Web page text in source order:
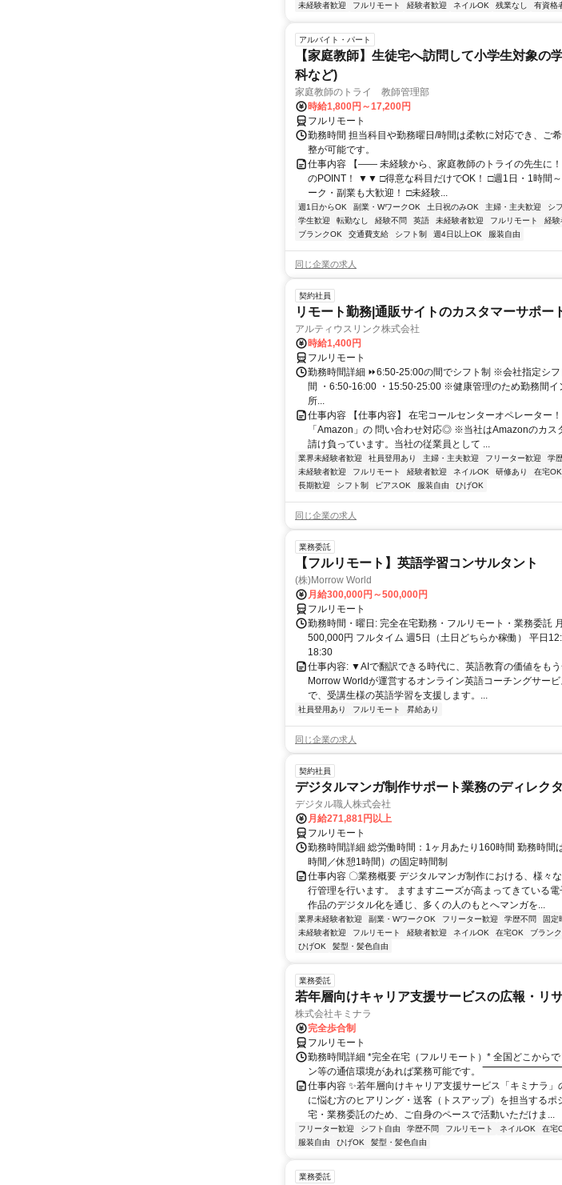
未経験者歓迎
フルリモート 経験者歓迎 ネイルOK 残業なし 有資格
アルバイト・パート
【家庭教師】生徒宅へ訪問して小学生対象の
科など)
家庭教師のトライ 教師管理部
時給1,800円～17,200円
フルリモート
勤務時間 担当科目や勤務曜日/時間は柔軟に対応でき、ご
整が可能です。
仕事内容 【―― 未経験から、家庭教師のトライの先生
のPOINT！ ▼▼ □得意な科目だけでOK！ □週1日・1時間
ーク・副業も大歓迎！ □未経験...
週1日からOK 副業・WワークOK 土日祝のみOK 主婦・主夫歓迎 シ
学生歓迎
転勤なし 経験不問 英語 未経験者歓迎 フルリモート 経験
ブランクOK
交通費支給 シフト制 週4日以上OK 服装自由
同じ企業の求人
契約社員
リモート勤務|通販サイトのカスタマーサポー
アルティウスリンク株式会社
時給1,400円
フルリモート
勤務時間詳細 ⏩6:50-25:00の間でシフト制 ※会社指定シ
間 ・6:50-16:00 ・15:50-25:00 ※健康管理のため勤務間
所...
仕事内容 【仕事内容】 在宅コールセンターオペレーター
「Amazon」の 問い合わせ対応◎ ※当社はAmazonのカス
請け負っています。当社の従業員として ...
業界未経験者歓迎 社員登用あり 主婦・主夫歓迎 フリーター歓迎 学
未経験者歓迎
フルリモート 経験者歓迎 ネイルOK 研修あり 在宅OK
長期歓迎
シフト制 ピアスOK 服装自由 ひげOK
同じ企業の求人
業務委託
【フルリモート】英語学習コンサルタント
(株)Morrow World
月給300,000円～500,000円
フルリモート
勤務時間・曜日: 完全在宅勤務・フルリモート・業務委託
500,000円 フルタイム 週5日（土日どちらか稼働） 平日
18:30
仕事内容: ▼AIで翻訳できる時代に、英語教育の価値をも
Morrow Worldが運営するオンライン英語コーチングサービ
で、受講生様の英語学習を支援します。...
社員登用あり フルリモート 昇給あり
同じ企業の求人
契約社員
デジタルマンガ制作サポート業務のディレク
デジタル職人株式会社
月給271,881円以上
フルリモート
勤務時間詳細 総労働時間：1ヶ月あたり160時間 勤務時間
時間／休憩1時間）の固定時間制
仕事内容 〇業務概要 デジタルマンガ制作における、様々
行管理を行います。 ますますニーズが高まってきている
作品のデジタル化を通じ、多くの人のもとへマンガを...
業界未経験者歓迎 副業・WワークOK フリーター歓迎 学歴不問 固定
未経験者歓迎
フルリモート 経験者歓迎 ネイルOK 在宅OK ブラン
ひげOK
髪型・髪色自由
業務委託
若年層向けキャリア支援サービスの広報・リ
株式会社キミナラ
完全歩合制
フルリモート
勤務時間詳細 *完全在宅（フルリモート）* 全国どこから
ン等の通信環境があれば業務可能です。
仕事内容 ✨若年層向けキャリア支援サービス「キミナラ
に悩む方のヒアリング・送客（トスアップ）を担当するポ
宅・業務委託のため、ご自身のペースで活動いただけま...
フリーター歓迎 シフト自由 学歴不問 フルリモート ネイルOK 在宅
服装自由
ひげOK 髪型・髪色自由
業務委託